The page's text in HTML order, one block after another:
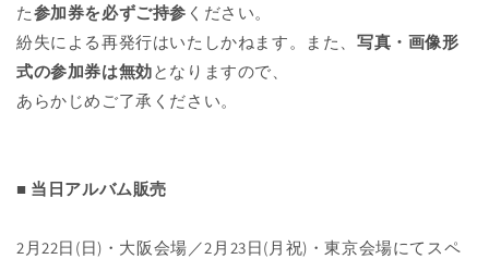
た参加券を必ずご持参 ください。
紛失による再発行はいたしかねます。また、 写真・画像形
式の参加券は無効となりますので、
あらかじめご了承ください。
■ 当日アルバム販売
2月22日(日)・大阪会場／2月23日(月祝)・東京会場にてスペ